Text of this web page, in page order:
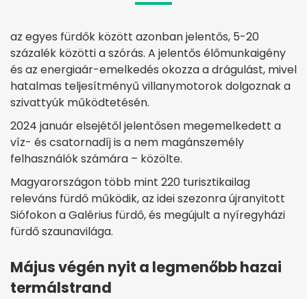
az egyes fürdők között azonban jelentős, 5-20
százalék közötti a szórás. A jelentős élőmunkaigény
és az energiaár-emelkedés okozza a drágulást, mivel
hatalmas teljesítményű villanymotorok dolgoznak a
szivattyúk működtetésén.
2024 január elsejétől jelentősen megemelkedett a
víz- és csatornadíj is a nem magánszemély
felhasználók számára – közölte.
Magyarországon több mint 220 turisztikailag
releváns fürdő működik, az idei szezonra újranyitott
Siófokon a Galérius fürdő, és megújult a nyíregyházi
fürdő szaunavilága.
Május végén nyit a legmenőbb hazai
termálstrand